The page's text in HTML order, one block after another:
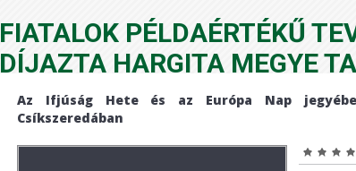
FIATALOK PÉLDAÉRTÉKŰ
DÍJAZTA HARGITA MEGYE
Az Ifjúság Hete és az Európa Nap
Csíkszeredában